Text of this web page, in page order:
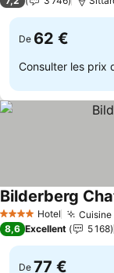
De 62 €
Consulter les prix
4 Étoiles Hotel
Bilderberg
8,6 Excellent 5 168
De 77 €